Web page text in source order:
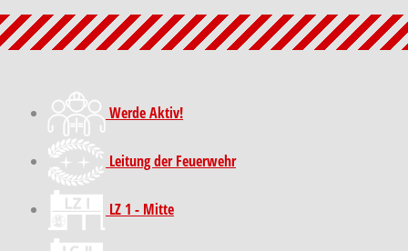
Werde Aktiv!
Leitung der Feuerwehr
LZ 1 - Mitte